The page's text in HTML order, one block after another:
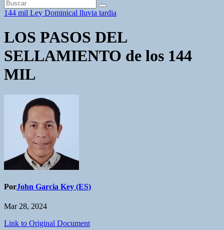
144 mil Ley Dominical lluvia tardia
LOS PASOS DEL
SELLAMIENTO de los 144
MIL
PorJohn Garcia Key (ES)
Mar 28, 2024
Link to Original Document